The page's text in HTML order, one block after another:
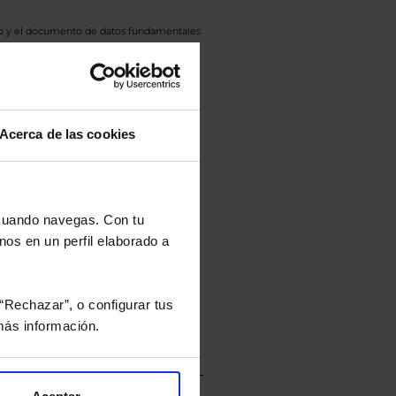
Acerca de las cookies
navegas. Con tu
en un perfil elaborado a
o configurar tus
información.
y el documento de datos fundamentales
de Valor Liquidativo de la sesión
en la divisa Euro.
un estudio gratuito